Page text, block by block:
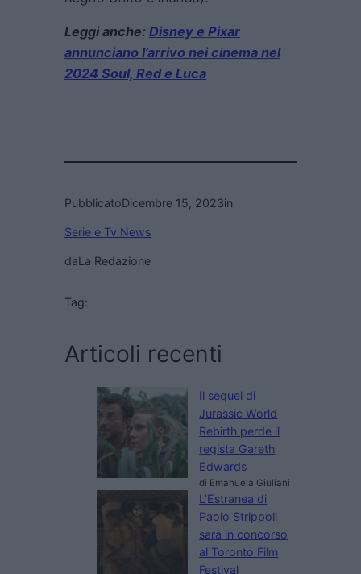
Leggi anche: Disney e Pixar
annunciano l’arrivo nei cinema nel
2024 Soul, Red e Luca
PubblicatoDicembre 15, 2023in
Serie e Tv News
daLa Redazione
Tag:
Articoli recenti
Il sequel di
Jurassic World
Rebirth perde il
regista Gareth
Edwards
di Emanuela Giuliani
L’Estranea di
Paolo Strippoli
sarà in concorso
al Toronto Film
Festival